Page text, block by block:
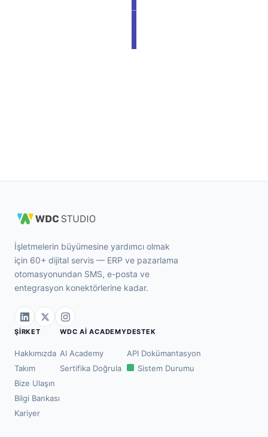
İşletmelerin büyümesine yardımcı olmak
için 60+ dijital servis — ERP ve pazarlama
otomasyonundan SMS, e-posta ve
entegrasyon konektörlerine kadar.
ŞIRKET
Hakkımızda
Takım
Bize Ulaşın
Bilgi Bankası
Kariyer
WDC AI ACADEMY
AI Academy
Sertifika Doğrula
DESTEK
API Dokümantasyon
Sistem Durumu